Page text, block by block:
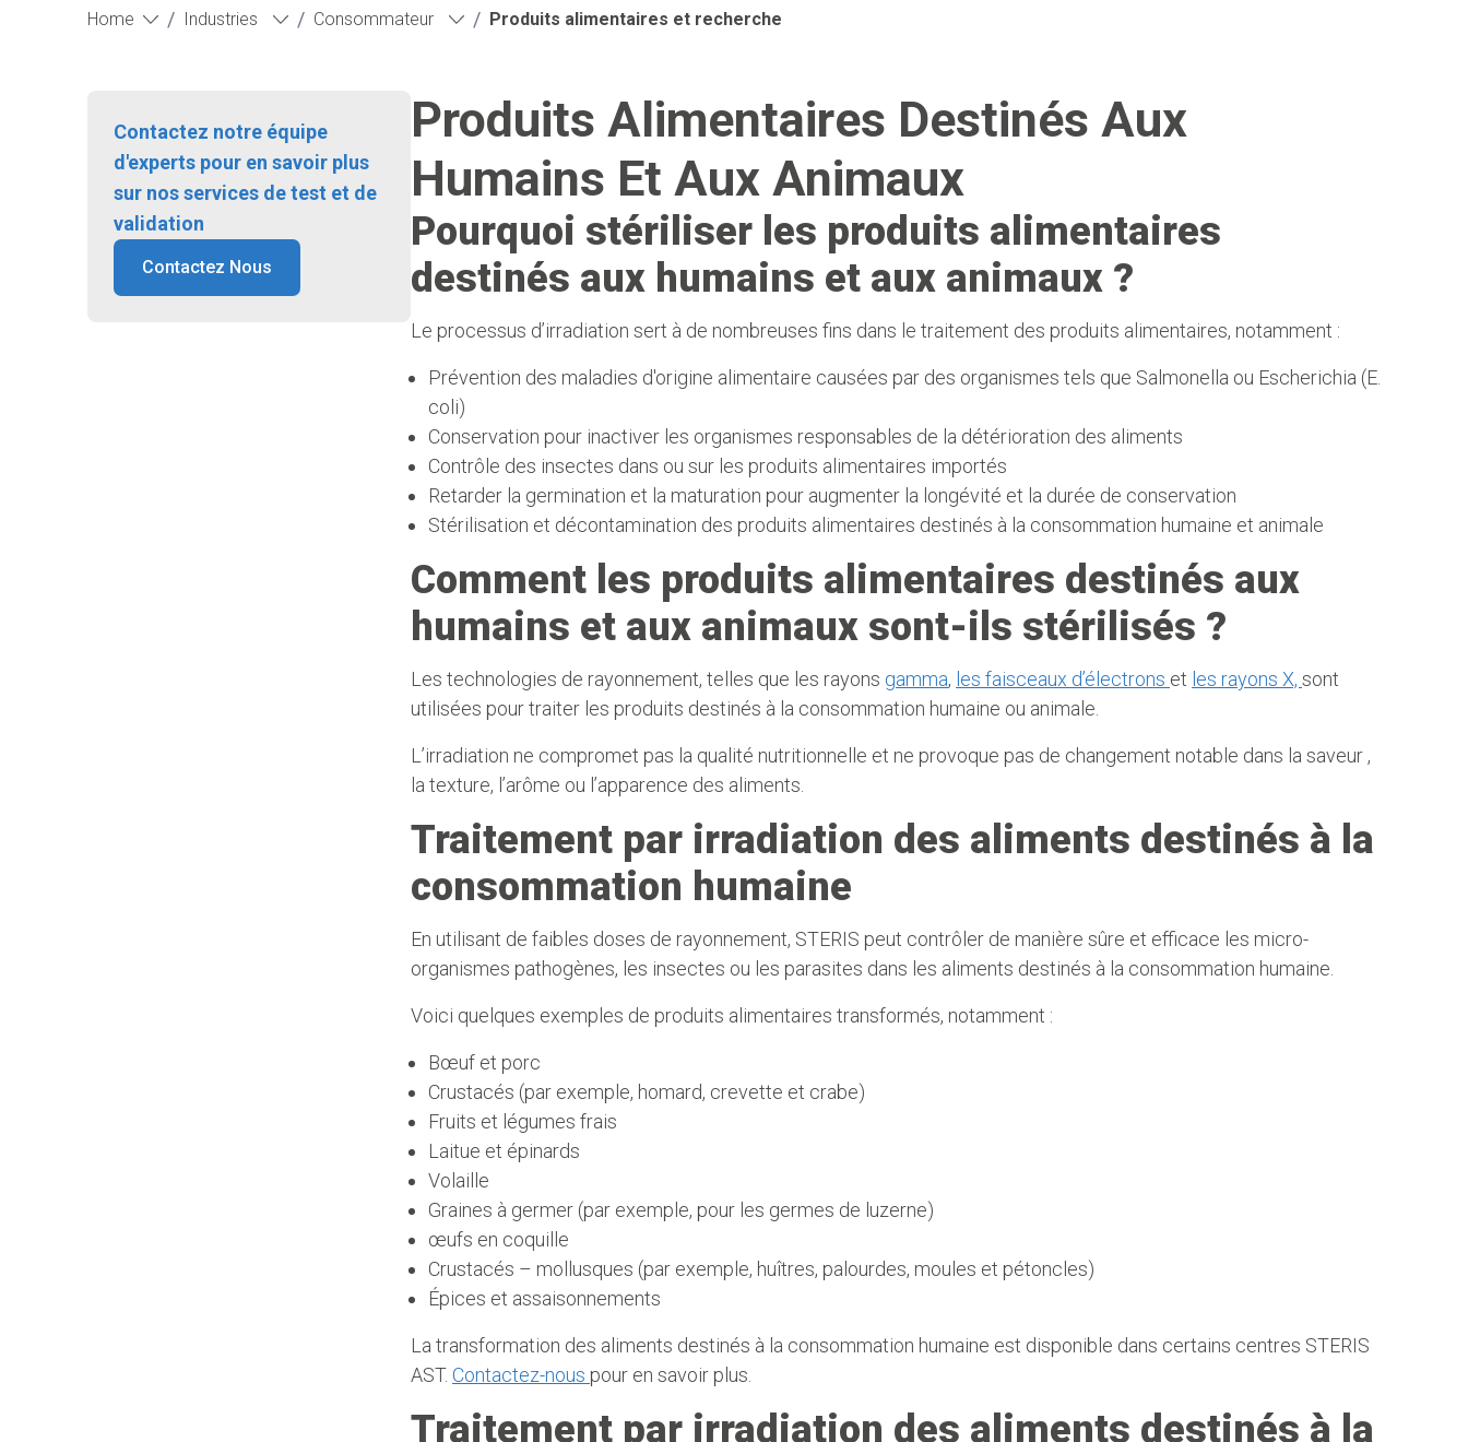
Home / Industries / Consommateur / Produits alimentaires et recherche
Contactez notre équipe
d'experts pour en savoir plus
sur nos services de test et de
validation
Contactez Nous
Produits Alimentaires Destinés Aux
Humains Et Aux Animaux
Pourquoi stériliser les produits alimentaires
destinés aux humains et aux animaux ?
Le processus d’irradiation sert à de nombreuses fins dans le traitement des produits alimentaires, notamment :
Prévention des maladies d'origine alimentaire causées par des organismes tels que Salmonella ou Escherichia (E.
coli)
Conservation pour inactiver les organismes responsables de la détérioration des aliments
Contrôle des insectes dans ou sur les produits alimentaires importés
Retarder la germination et la maturation pour augmenter la longévité et la durée de conservation
Stérilisation et décontamination des produits alimentaires destinés à la consommation humaine et animale
Comment les produits alimentaires destinés aux
humains et aux animaux sont-ils stérilisés ?
Les technologies de rayonnement, telles que les rayons gamma, les faisceaux d’électrons et les rayons X, sont
utilisées pour traiter les produits destinés à la consommation humaine ou animale.
L’irradiation ne compromet pas la qualité nutritionnelle et ne provoque pas de changement notable dans la saveur ,
la texture, l’arôme ou l’apparence des aliments.
Traitement par irradiation des aliments destinés à la
consommation humaine
En utilisant de faibles doses de rayonnement, STERIS peut contrôler de manière sûre et efficace les micro-
organismes pathogènes, les insectes ou les parasites dans les aliments destinés à la consommation humaine.
Voici quelques exemples de produits alimentaires transformés, notamment :
Bœuf et porc
Crustacés (par exemple, homard, crevette et crabe)
Fruits et légumes frais
Laitue et épinards
Volaille
Graines à germer (par exemple, pour les germes de luzerne)
œufs en coquille
Crustacés – mollusques (par exemple, huîtres, palourdes, moules et pétoncles)
Épices et assaisonnements
La transformation des aliments destinés à la consommation humaine est disponible dans certains centres STERIS
AST. Contactez-nous pour en savoir plus.
Traitement par irradiation des aliments destinés à la